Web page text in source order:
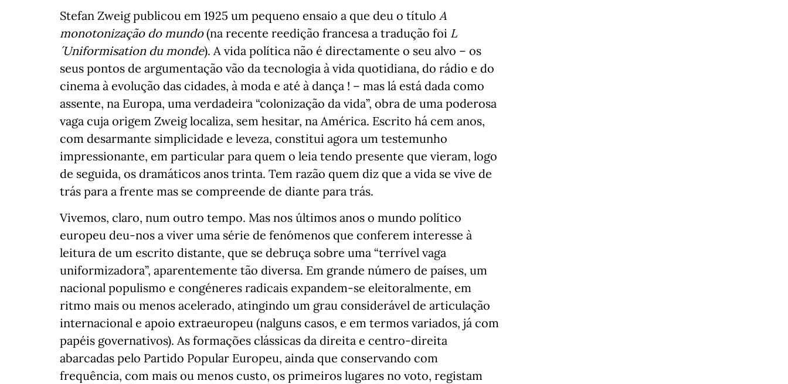
Stefan Zweig publicou em 1925 um pequeno ensaio a que deu o título A
monotonização do mundo(na recente reedição francesa a tradução foi L
´Uniformisation du monde). A vida política não é directamente o seu alvo – os
seus pontos de argumentação vão da tecnologia à vida quotidiana, do rádio e do
cinema à evolução das cidades, à moda e até à dança ! – mas lá está dada como
assente, na Europa, uma verdadeira “colonização da vida”, obra de uma poderosa
vaga cuja origem Zweig localiza, sem hesitar, na América. Escrito há cem anos,
com desarmante simplicidade e leveza, constitui agora um testemunho
impressionante, em particular para quem o leia tendo presente que vieram, logo
de seguida, os dramáticos anos trinta. Tem razão quem diz que a vida se vive de
trás para a frente mas se compreende de diante para trás.
Vivemos, claro, num outro tempo. Mas nos últimos anos o mundo político
europeu deu-nos a viver uma série de fenómenos que conferem interesse à
leitura de um escrito distante, que se debruça sobre uma “terrível vaga
uniformizadora”, aparentemente tão diversa. Em grande número de países, um
nacional populismo e congéneres radicais expandem-se eleitoralmente, em
ritmo mais ou menos acelerado, atingindo um grau considerável de articulação
internacional e apoio extraeuropeu (nalguns casos, e em termos variados, já com
papéis governativos). As formações clássicas da direita e centro-direita
abarcadas pelo Partido Popular Europeu, ainda que conservando com
frequência, com mais ou menos custo, os primeiros lugares no voto, registam